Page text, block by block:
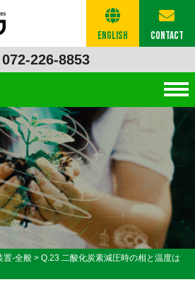
072-226-8853
English Contact
置-全般 >Q.23 二酸化炭素減圧時の相と温度は